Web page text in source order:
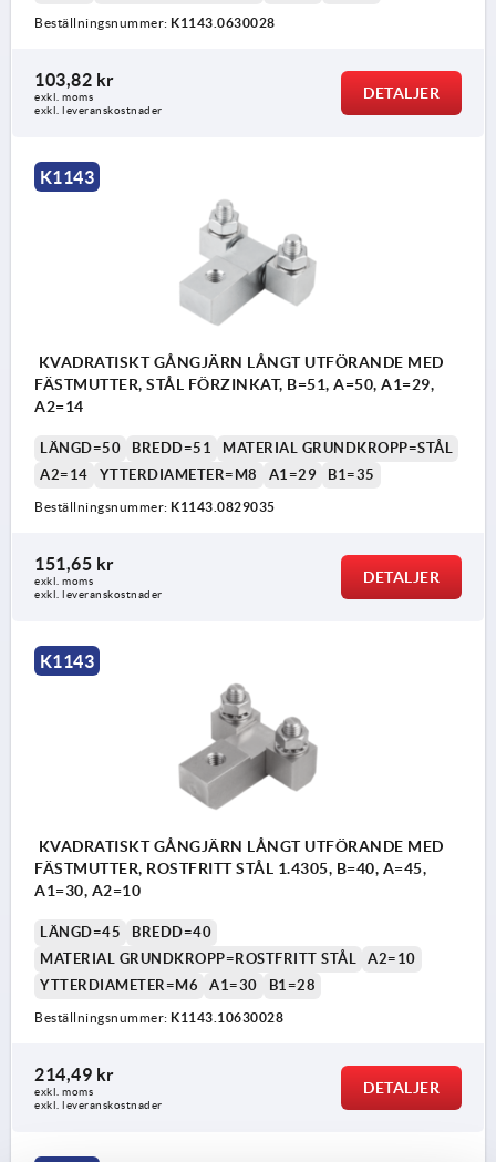
Beställningsnummer: K1143.0630028
103,82 kr
exkl. moms
exkl. leveranskostnader
DETALJER
K1143
KVADRATISKT GÅNGJÄRN LÅNGT UTFÖRANDE MED
FÄSTMUTTER, STÅL FÖRZINKAT, B=51, A=50, A1=29,
A2=14
LÄNGD=50 BREDD=51
MATERIAL GRUNDKROPP=STÅL
A2=14
YTTERDIAMETER=M8 A1=29 B1=35
Beställningsnummer: K1143.0829035
151,65 kr
exkl. moms
exkl. leveranskostnader
DETALJER
K1143
KVADRATISKT GÅNGJÄRN LÅNGT UTFÖRANDE MED
FÄSTMUTTER, ROSTFRITT STÅL 1.4305, B=40, A=45,
A1=30, A2=10
LÄNGD=45
BREDD=40
MATERIAL GRUNDKROPP=ROSTFRITT STÅL
A2=10
YTTERDIAMETER=M6
A1=30 B1=28
Beställningsnummer: K1143.10630028
214,49 kr
exkl. moms
exkl. leveranskostnader
DETALJER